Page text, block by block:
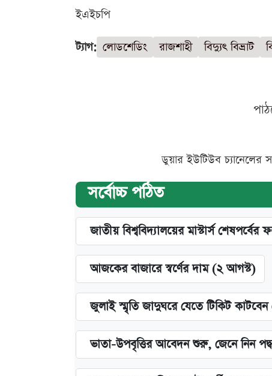
ইএইচপি
ট্যাগ: লোডশেডিং রাজশাহী বিদ্যুৎ বিভ্রাট
ডুয়ার ইউটিউব চ্যানেলের
সর্বোচ্চ পঠিত
জাতীয় বিশ্ববিদ্যালয়ের মাস্টার্স শেষপর্বের
আজকের বাজারে স্বর্ণের দাম (২ আগস্ট)
জুলাই স্মৃতি জাদুঘরে যেতে টিকিট কাটবেন
ভাতা-উপবৃত্তির আবেদন শুরু, জেনে নিন